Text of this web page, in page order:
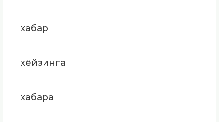
хабар
хёйзинга
хабара